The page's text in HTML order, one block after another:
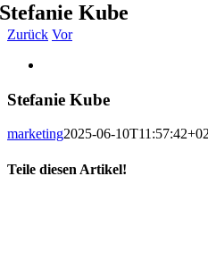
Stefanie Kube
Zurück Vor
Bild
Stefanie Kube
marketing2025-06-
Teile diesen Artikel!